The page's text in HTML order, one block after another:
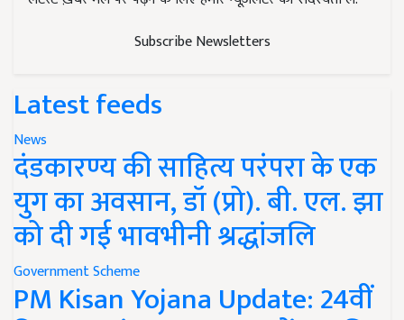
Subscribe Newsletters
Latest feeds
News
दंडकारण्य की साहित्य परंपरा के एक
युग का अवसान, डॉ (प्रो). बी. एल. झा
को दी गई भावभीनी श्रद्धांजलि
Government Scheme
PM Kisan Yojana Update: 24वीं